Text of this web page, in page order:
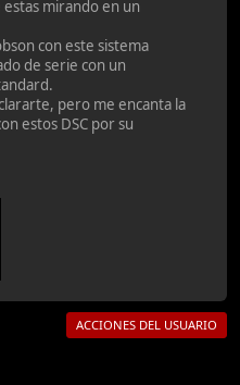
mirando en un
con este sistema
de serie con un
pero me encanta la
estos DSC por su
ACCIONES DEL USUARIO